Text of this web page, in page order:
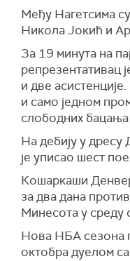
Међу Нагетсима
Никола Јокић и
За 19 минута на
репрезентативац
и две
и само једном
слободних
На дебију у дресу
је уписао шест
Кошаркаши
за два дана
Минесота у среду
Нова НБА сезона
октобра дуелом